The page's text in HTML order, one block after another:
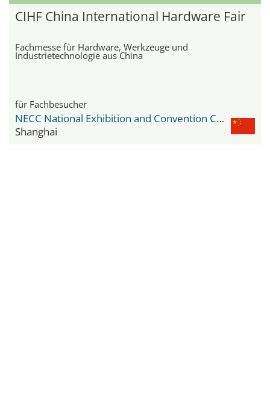
CIHF China International Hardware Fair
Fachmesse für Hardware, Werkzeuge und
Industrietechnologie aus China
für Fachbesucher
NECC National Exhibition and Convention Center
Shanghai